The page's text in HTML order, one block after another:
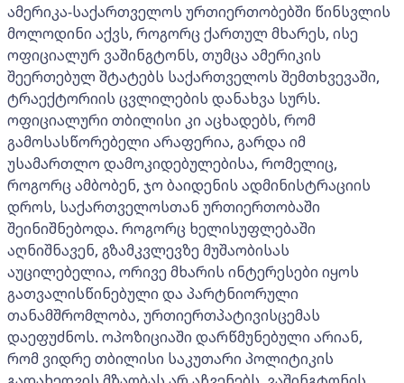
ამერიკა-საქართველოს ურთიერთობებში წინსვლის
მოლოდინი აქვს, როგორც ქართულ მხარეს, ისე
ოფიციალურ ვაშინგტონს, თუმცა ამერიკის
შეერთებულ შტატებს საქართველოს შემთხვევაში,
ტრაექტორიის ცვლილების დანახვა სურს.
ოფიციალური თბილისი კი აცხადებს, რომ
გამოსასწორებელი არაფერია, გარდა იმ
უსამართლო დამოკიდებულებისა, რომელიც,
როგორც ამბობენ, ჯო ბაიდენის ადმინისტრაციის
დროს, საქართველოსთან ურთიერთობაში
შეინიშნებოდა. როგორც ხელისუფლებაში
აღნიშნავენ, გზამკვლევზე მუშაობისას
აუცილებელია, ორივე მხარის ინტერესები იყოს
გათვალისწინებული და პარტნიორული
თანამშრომლობა, ურთიერთპატივისცემას
დაეფუძნოს. ოპოზიციაში დარწმუნებული არიან,
რომ ვიდრე თბილისი საკუთარი პოლიტიკის